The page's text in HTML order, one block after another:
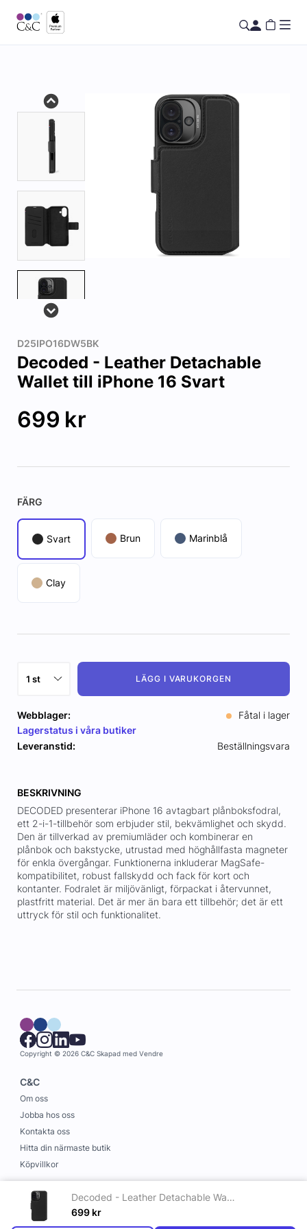
D25IPO16DW5BK
Decoded - Leather Detachable
Wallet till iPhone 16 Svart
699 kr
FÄRG
Svart Brun Marinblå
Clay
LÄGG I VARUKORGEN
Decoded - Leather Detachable Wallet till iPhone 16 Svart
699 kr
Webblager:
Fåtal i lager
Lagerstatus i våra butiker
Leveranstid:
Beställningsvara
BESKRIVNING
DECODED presenterar iPhone 16 avtagbart plånboksfodral,
ett 2-i-1-tillbehör som erbjuder stil, bekvämlighet och skydd.
Den är tillverkad av premiumläder och kombinerar en
plånbok och bakstycke, utrustad med höghållfasta magneter
för enkla övergångar. Funktionerna inkluderar MagSafe-
kompatibilitet, robust fallskydd och fack för kort och
kontanter. Fodralet är miljövänligt, förpackat i återvunnet,
plastfritt material. Det är mer än bara ett tillbehör; det är ett
uttryck för stil och funktionalitet.
Copyright © 2026 C&C Skapad med Vendre
C&C
Om oss
Jobba hos oss
Kontakta oss
Hitta din närmaste butik
Köpvillkor
Information
Leverans och betalning